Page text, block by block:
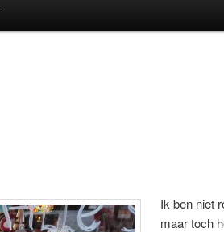
Ik ben niet
maar toch